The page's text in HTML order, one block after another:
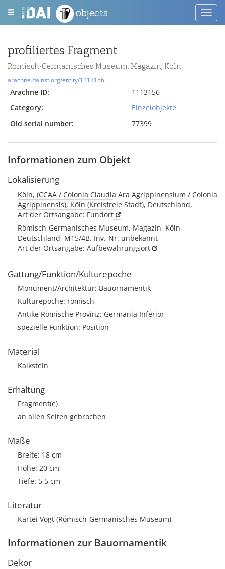
objects
profiliertes Fragment
Römisch-Germanisches Museum, Magazin, Köln
arachne.dainst.org/entity/1113156
Arachne ID:
1113156
Category:
Einzelobjekte
Old serial number:
77399
Informationen zum Objekt
Lokalisierung
Köln, (CCAA / Colonia Claudia Ara Agrippinensium / Colonia
Agrippinensis), Köln (Kreisfreie Stadt), Deutschland,
Art der Ortsangabe: Fundort
Römisch-Germanisches Museum, Magazin, Köln,
Deutschland, M15/4B. Inv.-Nr. unbekannt
Art der Ortsangabe: Aufbewahrungsort
Gattung/Funktion/Kulturepoche
Monument/Architektur; Bauornamentik
Kulturepoche: römisch
Antike Römische Provinz: Germania Inferior
spezielle Funktion: Position
Material
Kalkstein
Erhaltung
Fragment(e)
an allen Seiten gebrochen
Maße
Breite: 18 cm
Höhe: 20 cm
Tiefe: 5,5 cm
Literatur
Kartei Vogt (Römisch-Germanisches Museum)
Informationen zur Bauornamentik
Dekor